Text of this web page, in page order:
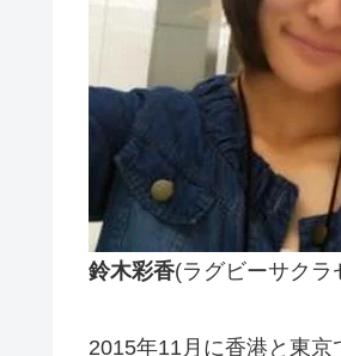
鈴木彩香(ラグビーサクラ
2015年11月に香港と東京